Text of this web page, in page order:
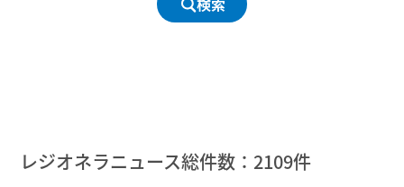
レジオネラニュース総件数： 2109件